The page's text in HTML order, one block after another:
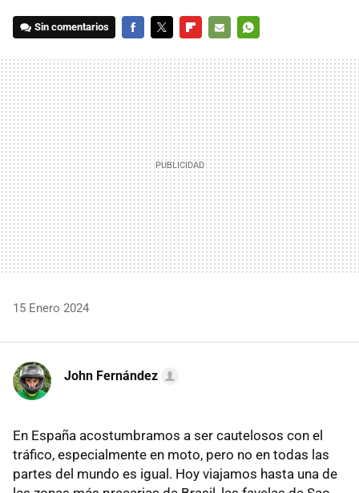
Sin comentarios
MAIL
15 Enero 2024
John Fernández
En España acostumbramos a ser cautelosos con el
tráfico, especialmente en moto, pero no en todas las
partes del mundo es igual. Hoy viajamos hasta una de